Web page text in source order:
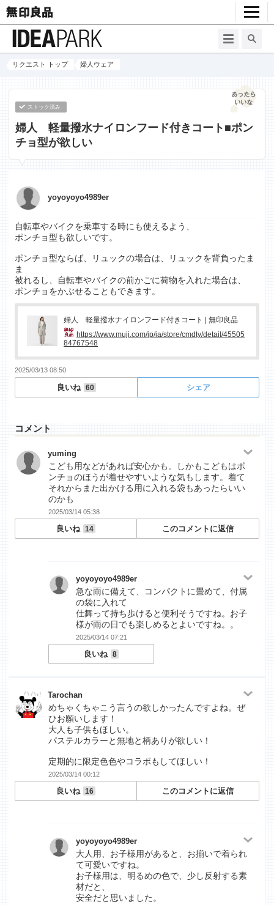
リクエスト トップ 婦人ウェア
ストック済み
婦人 軽量撥水ナイロンフード付きコート■ポン
チョ型が欲しい
yoyoyoyo4989er
自転車やバイクを乗車する時にも使えるよう、
ポンチョ型も欲しいです。
ポンチョ型ならば、リュックの場合は、リュックを背負ったま
ま
被れるし、自転車やバイクの前かごに荷物を入れた場合は、
ポンチョをかぶせることもできます。
婦人 軽量撥水ナイロンフード付きコート | 無印良品
https://www.muji.com/jp/ja/store/cmdty/detail/45505
84767548
2025/03/13 08:50
良いね 60 シェア
コメント
yuming
こども用などがあれば安心かも。しかもこどもはポ
ンチョのほうが着せやすいような気もします。着て
それからまた出かける用に入れる袋もあったらいい
のかも
2025/03/14 05:38
良いね 14 このコメントに返信
yoyoyoyo4989er
急な雨に備えて、コンパクトに畳めて、付属
の袋に入れて
仕舞って持ち歩けると便利そうですね。お子
様が雨の日でも楽しめるとよいですね。。
2025/03/14 07:21
良いね 8
Tarochan
めちゃくちゃこう言うの欲しかったんですよね。ぜ
ひお願いします！
大人も子供もほしい。
パステルカラーと無地と柄ありが欲しい！
定期的に限定色色やコラボもしてほしい！
2025/03/14 00:12
良いね 16 このコメントに返信
yoyoyoyo4989er
大人用、お子様用があると、お揃いで着られ
て可愛いですね。
お子様用は、明るめの色で、少し反射する素
材だと、
安全だと思いました。